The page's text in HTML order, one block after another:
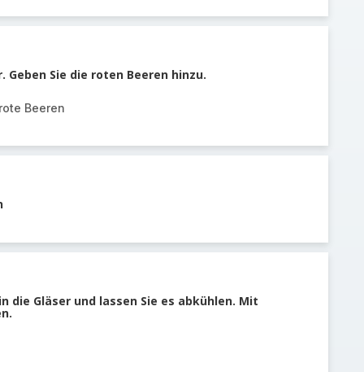
Geben Sie die roten Beeren hinzu.
Beeren
die Gläser und lassen Sie es abkühlen. Mit